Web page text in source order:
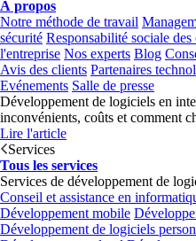
À propos
Notre méthode de travail
sécurité Responsabilité sociale des
l'entreprise Nos experts Blog
Avis des clients Partenaires
Evénements Salle de presse
Développement de logiciels en
inconvénients, coûts et comment
Lire l'article
Services
Tous les services
Services de développement de
Conseil et assistance en
Développement mobile
Développement de logiciels